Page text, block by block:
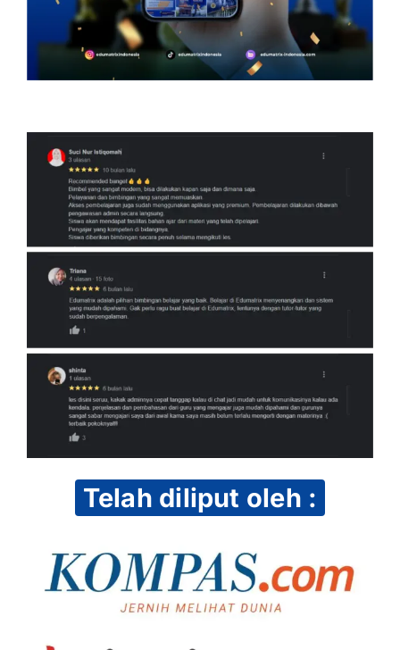
Telah diliput oleh :